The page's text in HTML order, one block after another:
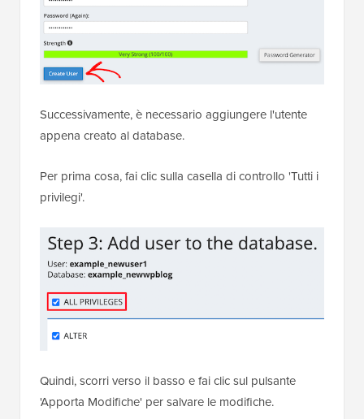
Successivamente, è necessario aggiungere l'utente
appena creato al database.
Per prima cosa, fai clic sulla casella di controllo 'Tutti i
privilegi'.
Quindi, scorri verso il basso e fai clic sul pulsante
'Apporta Modifiche' per salvare le modifiche.